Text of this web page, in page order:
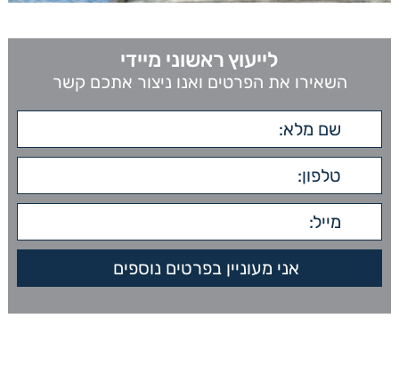
לייעוץ ראשוני מיידי
השאירו את הפרטים ואנו ניצור אתכם קשר